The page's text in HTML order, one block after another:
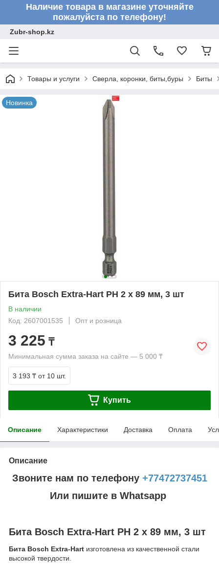
Наличие товара в магазине уточняйте
пожалуйста по телефону!
Zubr-shop.kz
Товары и услуги Сверла, коронки, биты,буры Биты
Новинка
Бита Bosch Extra-Hart PH 2 x 89 мм, 3 шт
В наличии
Код: 2607001535
Опт и розница
3 225 ₸
Минимальная сумма заказа на сайте — 5 000 ₸
3 193 ₸ от 10 шт.
Купить
Описание Характеристики Доставка Оплата
Описание
Звоните нам по телефону +77472737451
Или пишите в Whatsapp
Бита Bosch Extra-Hart PH 2 x 89 мм, 3 шт
Бита Bosch Extra-Hart изготовлена из качественной стали
высокой твердости.